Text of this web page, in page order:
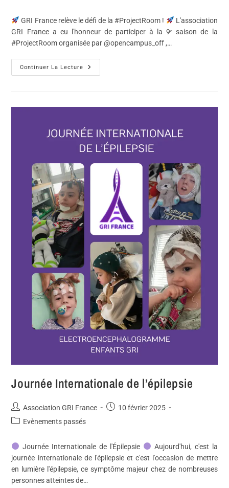
GRI France relève le défi de la #ProjectRoom !
L'association
GRI France a eu l'honneur de participer à la 9ᵉ saison de la
#ProjectRoom organisée par @opencampus_off ,…
Continuer La Lecture
Journée Internationale de l’épilepsie
Association GRI France
10 février 2025
Evènements passés
Journée Internationale de l'Épilepsie
Aujourd'hui, c'est la
journée internationale de l'épilepsie et c'est l'occasion de mettre
en lumière l'épilepsie, ce symptôme majeur chez de nombreuses
personnes atteintes de…